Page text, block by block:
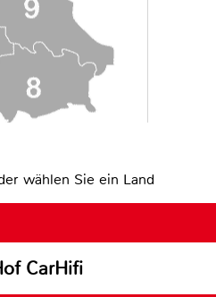
wählen Sie ein Land
CarHifi